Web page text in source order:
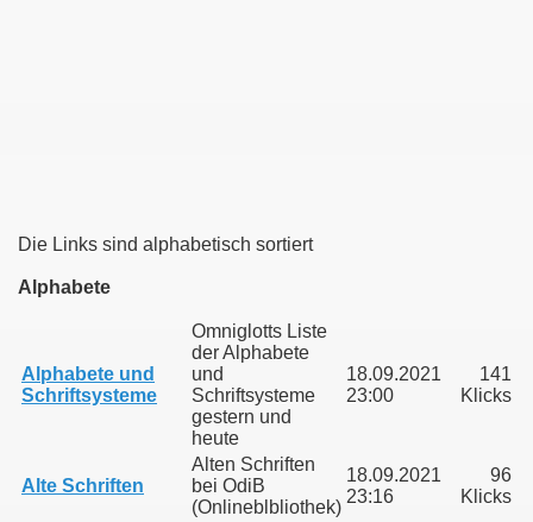
Die Links sind alphabetisch sortiert
Alphabete
Alphabete und
Schriftsysteme
Omniglotts Liste
der Alphabete
und
Schriftsysteme
gestern und
heute
18.09.2021
23:00
141
Klicks
Alte Schriften
Alten Schriften
bei OdiB
(Onlineblbliothek)
18.09.2021
23:16
96
Klicks